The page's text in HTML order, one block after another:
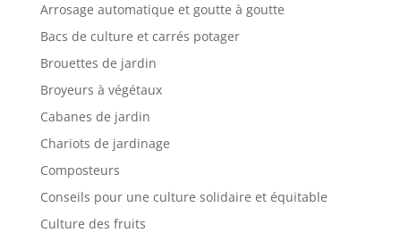
Arrosage automatique et goutte à goutte
Bacs de culture et carrés potager
Brouettes de jardin
Broyeurs à végétaux
Cabanes de jardin
Chariots de jardinage
Composteurs
Conseils pour une culture solidaire et équitable
Culture des fruits